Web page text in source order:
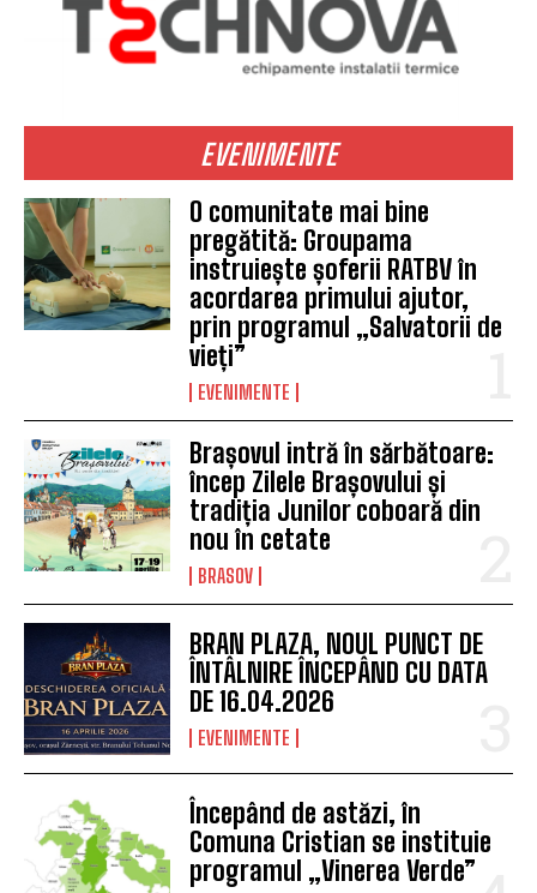
EVENIMENTE
O comunitate mai bine
pregătită: Groupama
instruiește șoferii RATBV în
acordarea primului ajutor,
prin programul „Salvatorii de
vieți”
EVENIMENTE
Brașovul intră în sărbătoare:
încep Zilele Brașovului și
tradiția Junilor coboară din
nou în cetate
BRASOV
BRAN PLAZA, NOUL PUNCT DE
ÎNTÂLNIRE ÎNCEPÂND CU DATA
DE 16.04.2026
EVENIMENTE
Începând de astăzi, în
Comuna Cristian se instituie
programul „Vinerea Verde”